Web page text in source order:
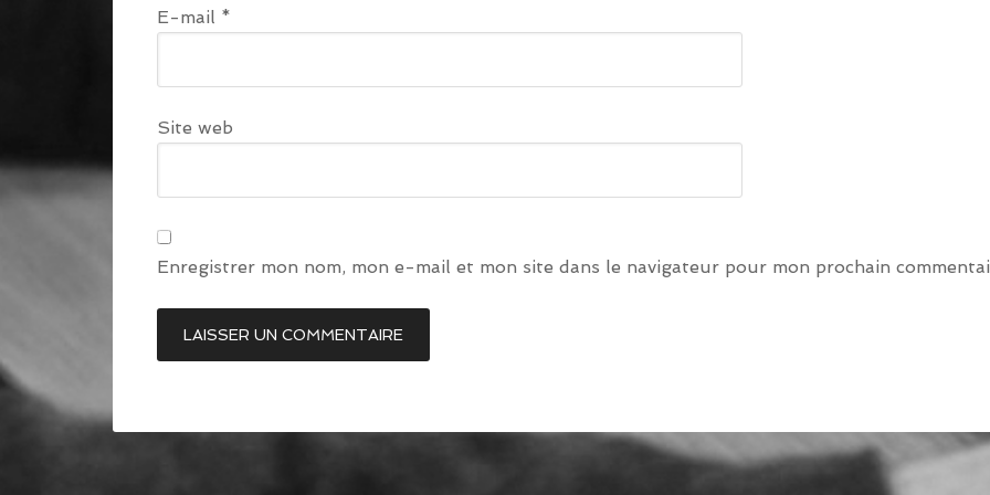
E-mail *
Site web
Enregistrer mon nom, mon e-mail et mon site dans le navigateur pour mon prochain